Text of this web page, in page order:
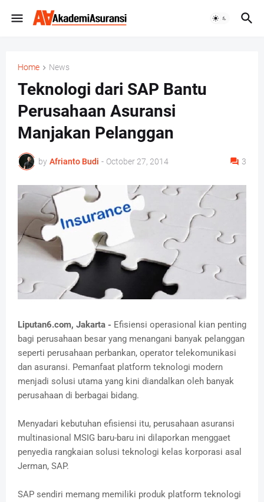
Home News
Teknologi dari SAP Bantu
Perusahaan Asuransi
Manjakan Pelanggan
by Afrianto Budi - October 27, 2014 3
Liputan6.com, Jakarta - Efisiensi operasional kian penting
bagi perusahaan besar yang menangani banyak pelanggan
seperti perusahaan perbankan, operator telekomunikasi
dan asuransi. Pemanfaat platform teknologi modern
menjadi solusi utama yang kini diandalkan oleh banyak
perusahaan di berbagai bidang.
Menyadari kebutuhan efisiensi itu, perusahaan asuransi
multinasional MSIG baru-baru ini dilaporkan menggaet
penyedia rangkaian solusi teknologi kelas korporasi asal
Jerman, SAP.
SAP sendiri memang memiliki produk platform teknologi